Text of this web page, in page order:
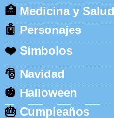
🏥 Medicina y Salud
🤖 Personajes
❤️ Símbolos
🎅 Navidad
🎃 Halloween
🎂 Cumpleaños